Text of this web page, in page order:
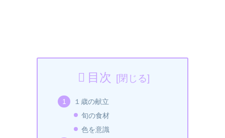
目次
１歳の献立
旬の食材
色を意識